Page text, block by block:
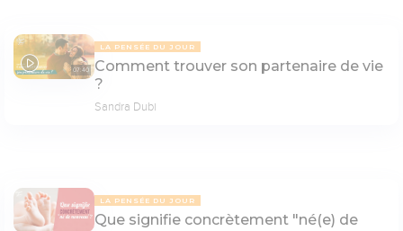
07:40
LA PENSÉE DU JOUR
Comment trouver son partenaire de vie
?
Sandra Dubi
LA PENSÉE DU JOUR
Que signifie concrètement "né(e) de